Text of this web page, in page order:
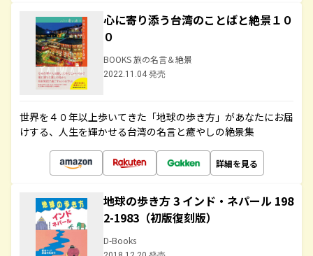
心に寄り添う台湾のことばと絶景１０
０
BOOKS 旅の名言＆絶景
2022.11.04 発売
世界を４０年以上歩いてきた「地球の歩き方」があなたにお届
けする、人生を輝かせる台湾の名言と癒やしの絶景集
詳細を見る
地球の歩き方 3 インド・ネパール 198
2-1983（初版復刻版）
D-Books